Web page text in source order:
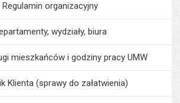
Regulamin organizacyjny
wydziały, biura
mieszkańców i godziny pracy UMW
Klienta (sprawy do załatwienia)